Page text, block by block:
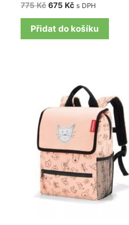
775Kč 675 Kč s DPH
Přidat do košíku
byla:
765 Kč.
cena
je:
585 Kč.